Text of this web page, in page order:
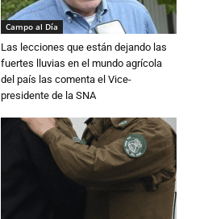
Campo al Día
Las lecciones que están dejando las
fuertes lluvias en el mundo agrícola
del país las comenta el Vice-
presidente de la SNA